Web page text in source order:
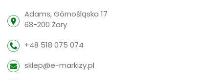
Adams, Górnośląska 17
68-200 Żary
+48 518 075 074
sklep@e-markizy.pl